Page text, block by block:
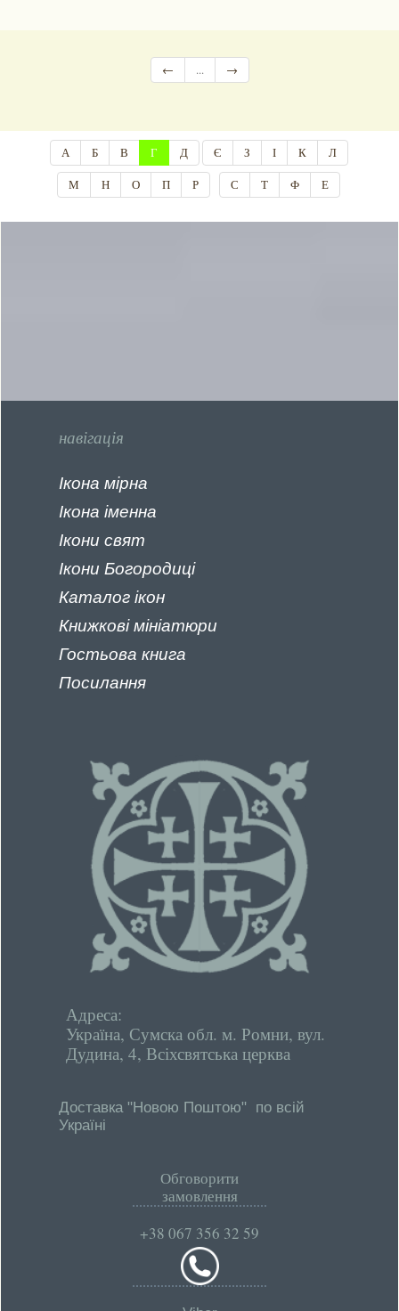
← ... →
А Б В Г Д Є З І К
Л
М
Н О П Р С Т Ф Е
навігація
Ікона мірна
Ікона іменна
Ікони свят
Ікони Богородиці
Каталог ікон
Книжкові мініатюри
Гостьова книга
Посилання
Адреса:
Україна, Сумска обл. м. Ромни, вул.
Дудина, 4, Всіхсвятська церква
Доставка "Новою Поштою" по всій
Україні
Обговорити
замовлення
+38 067 356 32 59